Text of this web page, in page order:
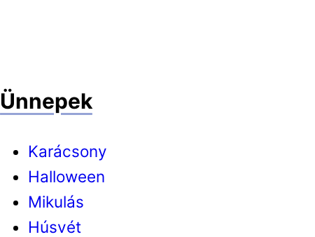
Ünnepek
Karácsony
Halloween
Mikulás
Húsvét